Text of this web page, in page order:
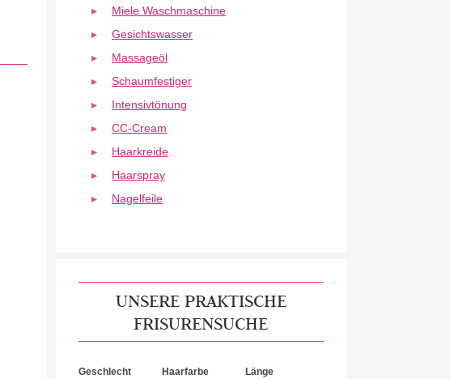
Miele Waschmaschine
Gesichtswasser
Massageöl
Schaumfestiger
Intensivtönung
CC-Cream
Haarkreide
Haarspray
Nagelfeile
UNSERE PRAKTISCHE
FRISURENSUCHE
Geschlecht Haarfarbe Länge